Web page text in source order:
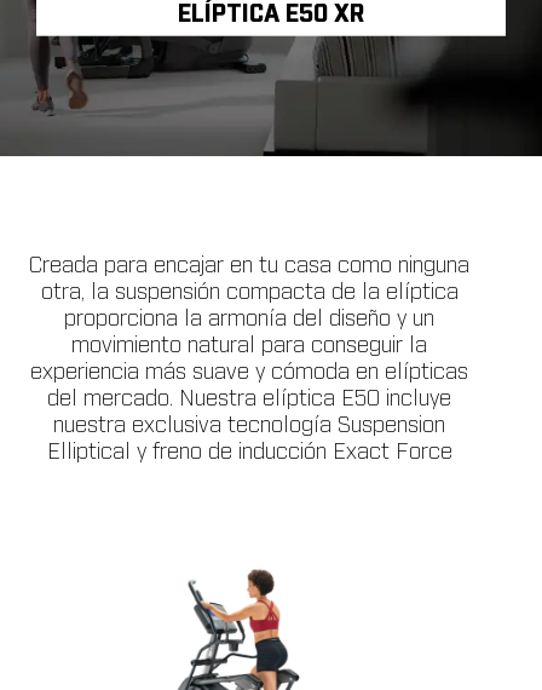
ELÍPTICA E50 XR
Creada para encajar en tu casa como ninguna
otra, la suspensión compacta de la elíptica
proporciona la armonía del diseño y un
movimiento natural para conseguir la
experiencia más suave y cómoda en elípticas
del mercado. Nuestra elíptica E50 incluye
nuestra exclusiva tecnología Suspension
Elliptical y freno de inducción Exact Force